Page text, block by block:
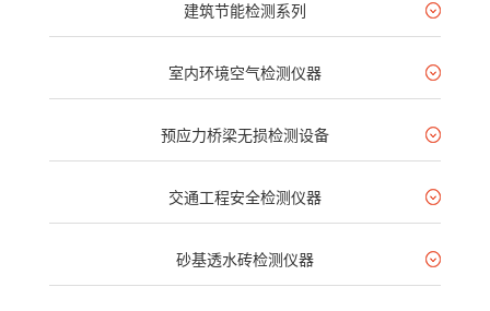
建筑节能检测系列
室内环境空气检测仪器
预应力桥梁无损检测设备
交通工程安全检测仪器
砂基透水砖检测仪器